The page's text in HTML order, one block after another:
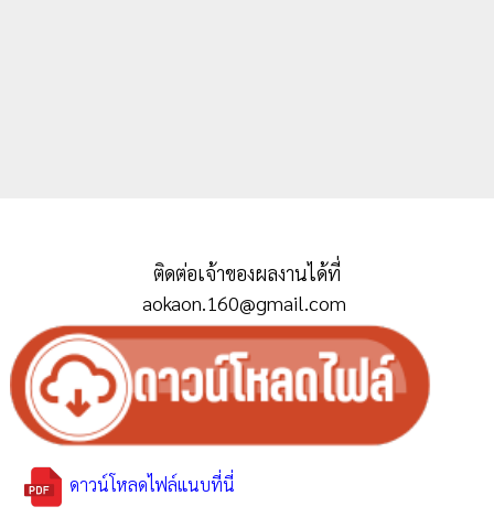
ติดต่อเจ้าของผลงานได้ที่
aokaon.160@gmail.com
ดาวน์โหลดไฟล์แนบที่นี่